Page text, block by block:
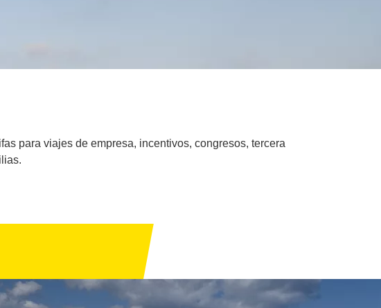
para viajes de empresa, incentivos, congresos, tercera